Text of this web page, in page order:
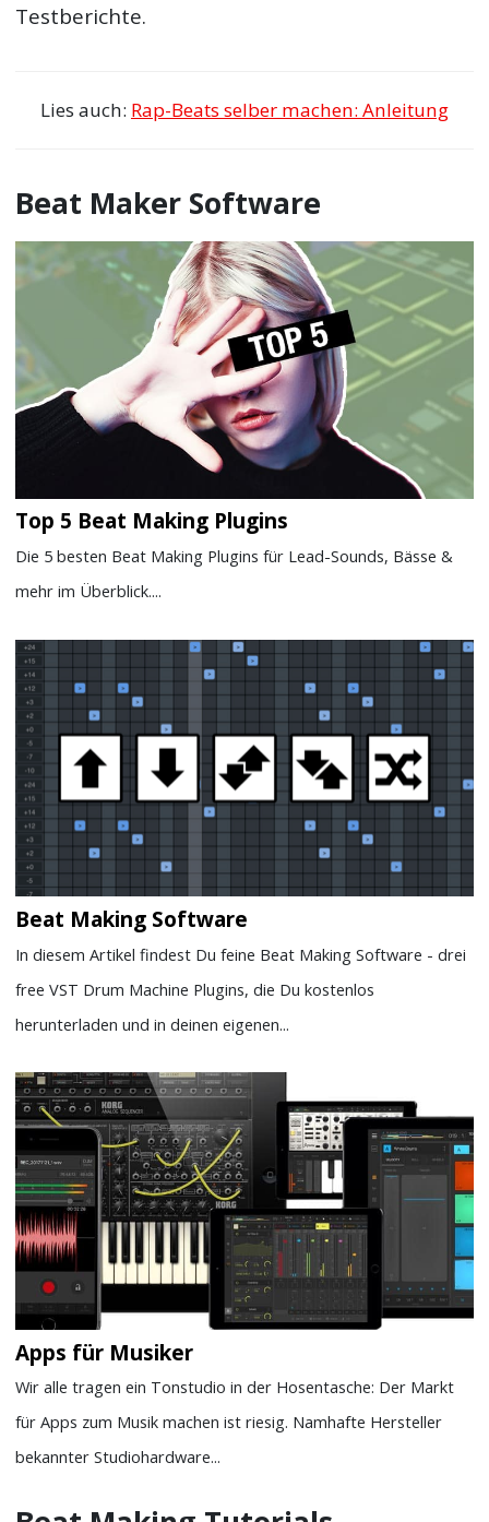
Testberichte.
Lies auch: Rap-Beats selber machen: Anleitung
Beat Maker Software
Top 5 Beat Making Plugins
Die 5 besten Beat Making Plugins für Lead-Sounds, Bässe &
mehr im Überblick....
Beat Making Software
In diesem Artikel findest Du feine Beat Making Software - drei
free VST Drum Machine Plugins, die Du kostenlos
herunterladen und in deinen eigenen...
Apps für Musiker
Wir alle tragen ein Tonstudio in der Hosentasche: Der Markt
für Apps zum Musik machen ist riesig. Namhafte Hersteller
bekannter Studiohardware...